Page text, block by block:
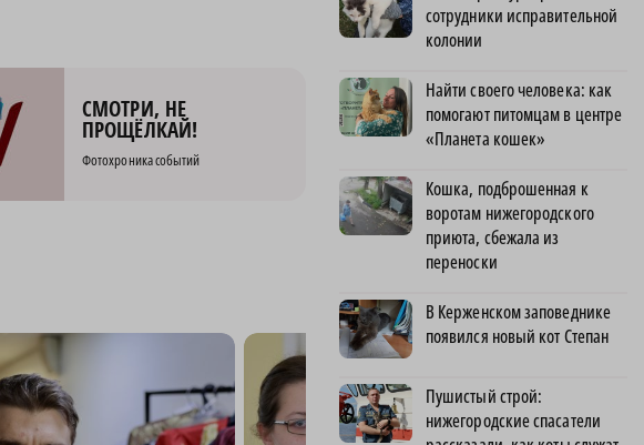
СМОТРИ, НЕ
ПРОЩЁЛКАЙ!
Фотохроника событий
сотрудники исправительной
колонии
Найти своего человека: как
помогают питомцам в центре
«Планета кошек»
Кошка, подброшенная к
воротам нижегородского
приюта, сбежала из
переноски
В Керженском заповеднике
появился новый кот Степан
Пушистый строй:
нижегородские спасатели